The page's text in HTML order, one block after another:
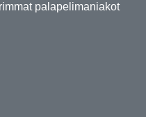
palapelimaniakot